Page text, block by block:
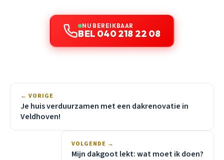
NU BEREIKBAAR
BEL 040 218 22 08
← VORIGE
Je huis verduurzamen met een dakrenovatie in
Veldhoven!
VOLGENDE →
Mijn dakgoot lekt: wat moet ik doen?